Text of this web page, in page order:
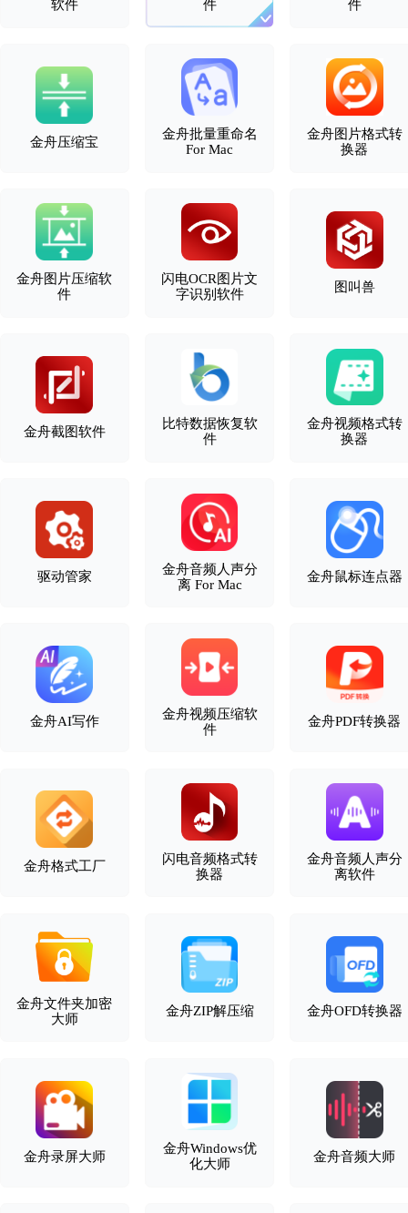
软件 件 件
金舟压缩宝
金舟批量重命名
For Mac
金舟图片格式转
换器
金舟图片压缩软
件
闪电OCR图片文
字识别软件
图叫兽
金舟截图软件
比特数据恢复软
件
金舟视频格式转
换器
驱动管家
金舟音频人声分
离 For Mac
金舟鼠标连点器
金舟AI写作
金舟视频压缩软
件
金舟PDF转换器
金舟格式工厂
闪电音频格式转
换器
金舟音频人声分
离软件
金舟文件夹加密
大师
金舟ZIP解压缩 金舟OFD转换器
金舟录屏大师
金舟Windows优
化大师
金舟音频大师